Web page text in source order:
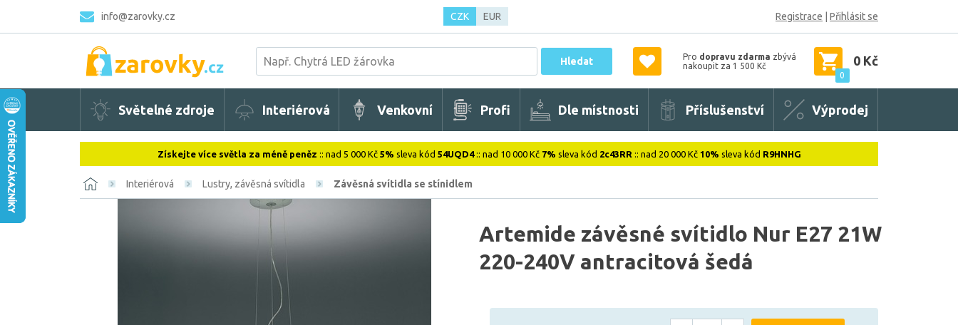
info@zarovky.cz CZK EUR Registrace Přihlásit se
Hledat Pro dopravu zdarma zbývá
nakoupit za 1 500 Kč
0
0 Kč
Světelné zdroje Interiérová Venkovní Profi Dle místnosti Příslušenství Výprodej
Získejte více světla za méně peněz :: nad 5 000 Kč 5% sleva kód 54UQD4:: nad 10 000 Kč 7% sleva kód 2c43RR :: nad 20 000 Kč 10% sleva kód R9HNHG
Interiérová Lustry, závěsná svítidla Závěsná svítidla se stínidlem
Artemide závěsné svítidlo Nur E27 21W
220-240V antracitová šedá